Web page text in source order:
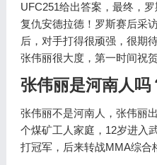
UFC251给出答案，最终，
复仇安德拉德！罗斯赛后采
后，对手打得很顽强，很期
张伟丽很大度，第一时间祝
张伟丽是河南人吗
张伟丽不是河南人，张伟丽
个煤矿工人家庭，12岁进入
打冠军，后来转战MMA综合